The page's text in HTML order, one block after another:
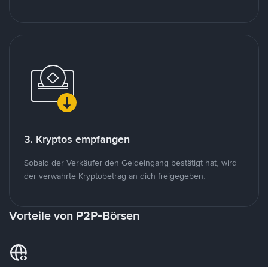
3. Kryptos empfangen
Sobald der Verkäufer den Geldeingang bestätigt hat, wird
der verwahrte Kryptobetrag an dich freigegeben.
Vorteile von P2P-Börsen